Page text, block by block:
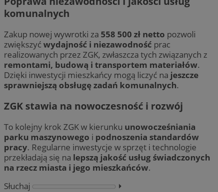
komunalnych
Zakup nowej wywrotki za 558 500 zł netto pozwoli
zwiększyćwydajność i niezawodność prac
realizowanych przez ZGK, zwłaszcza tych związanych z
remontami, budową i transportem materiałów.
Dzięki inwestycji mieszkańcy mogą liczyć na jeszcze
sprawniejszą obsługę zadań komunalnych.
ZGK stawia na nowoczesność i rozwój
To kolejny krok ZGK w kierunku unowocześniania
parku maszynowego i podnoszenia standardów
pracy. Regularne inwestycje w sprzęt i technologie
przekładają się na lepszą jakość usług świadczonych
na rzecz miasta i jego mieszkańców.
Słuchaj
⏵︎